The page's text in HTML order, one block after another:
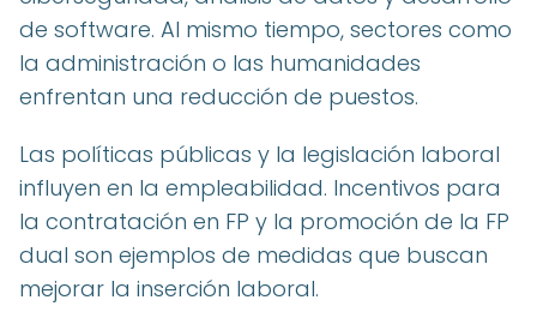
de software. Al mismo tiempo, sectores como
la administración o las humanidades
enfrentan una reducción de puestos.
Las políticas públicas y la legislación laboral
influyen en la empleabilidad. Incentivos para
la contratación en FP y la promoción de la FP
dual son ejemplos de medidas que buscan
mejorar la inserción laboral.